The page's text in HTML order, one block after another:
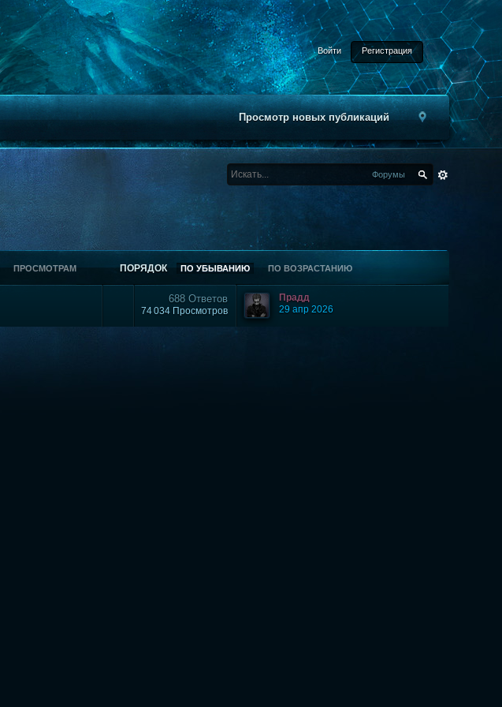
Войти Регистрация
Просмотр новых публикаций
Форумы
ПРОСМОТРАМ ПОРЯДОК ПО УБЫВАНИЮ ПО ВОЗРАСТАНИЮ
688 Ответов
74 034 Просмотров
Прадд
29 апр 2026